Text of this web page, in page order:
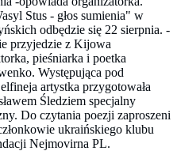
Stus - głos sumienia" w
odbędzie się 22 sierpnia. -
przyjedzie z Kijowa
pieśniarka i poetka
Występująca pod
artystka przygotowała
Śledziem specjalny
Do czytania poezji zaproszeni
ukraińskiego klubu
Nejmovirna PL.